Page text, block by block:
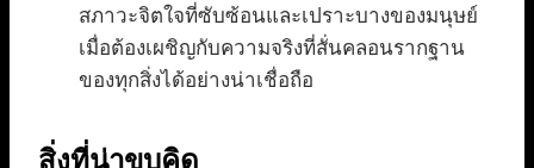
สภาวะจิตใจที่ซับซ้อนและเปราะบางของมนุษย์
เมื่อต้องเผชิญกับความจริงที่สั่นคลอนรากฐาน
ของทุกสิ่งได้อย่างน่าเชื่อถือ
สิ่งที่น่าขบคิด